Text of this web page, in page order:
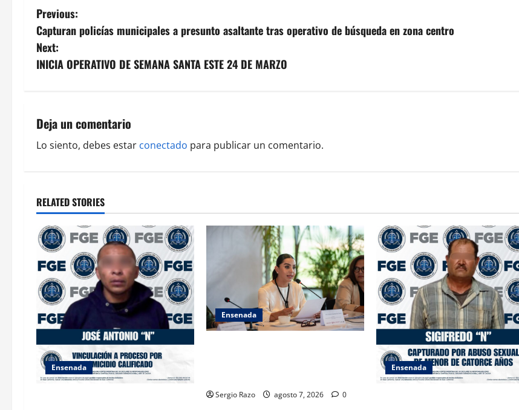
P
o
s
n
a
i
g
a
t
i
o
n
Previous:
Capturan policías municipales a presunto asaltante tras operativo de búsqueda en zona centro
Next:
INICIA OPERATIVO DE SEMANA SANTA ESTE 24 DE MARZO
Deja un comentario
Lo siento, debes estar conectado para publicar un comentario.
RELATED STORIES
Ensenada
Ensenada
Sergio Razo agosto 7, 2026 0
Ensenada